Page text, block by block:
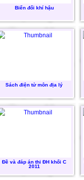
Biến đổi khí hậu
Sách điện tử môn địa lý
Đề và đáp án thi ĐH khối C
2011